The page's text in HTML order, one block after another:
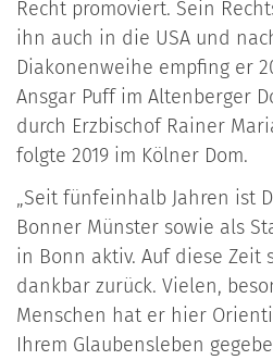
Recht promoviert. Sein
ihn auch in die USA und
Diakonenweihe empfing er
Ansgar Puff im Altenberger
durch Erzbischof Rainer
folgte 2019 im Kölner Dom.
„Seit fünfeinhalb Jahren ist
Bonner Münster sowie als
in Bonn aktiv. Auf diese Zeit
dankbar zurück. Vielen,
Menschen hat er hier
Ihrem Glaubensleben